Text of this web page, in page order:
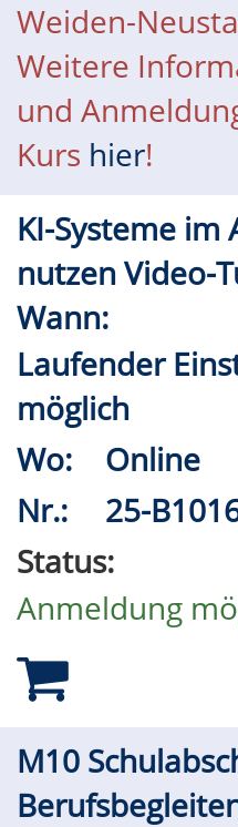
Weiden-
Weitere
und
Kurs hier!
KI-Systeme im
nutzen Video-
Wann:
Laufender
möglich
Wo:
Online
Nr.:
25-
Status:
Anmeldung
M10